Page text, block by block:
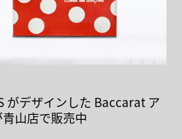
がデザインした Baccarat ア
山店で販売中